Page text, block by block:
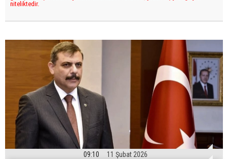
niteliktedir.
09:10 11 Şubat 2026